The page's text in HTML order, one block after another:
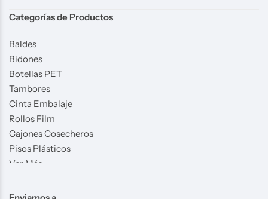
Categorías de Productos
Baldes
Bidones
Botellas PET
Tambores
Cinta Embalaje
Rollos Film
Cajones Cosecheros
Pisos Plásticos
Ver Más